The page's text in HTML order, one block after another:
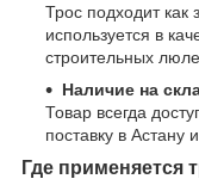
Трос подходит как
используется в
строительных
Наличие на
Товар всегда
поставку в Астану
Где применяется